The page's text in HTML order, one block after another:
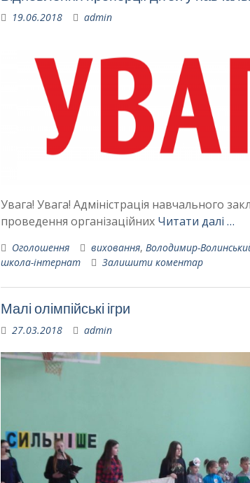
19.06.2018 admin
Увага! Увага! Адміністрація навчального
проведення організаційних Читати далі …
Оголошення виховання, Володимир-
школа-інтернат
Залишити коментар
Малі олімпійські ігри
27.03.2018 admin